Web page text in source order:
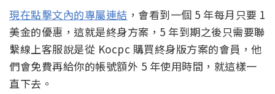
現在點擊文內的專屬連結 ，會看到一個 5 年每月只要 1
美金的優惠，這就是終身方案，5 年到期之後只需要聯
繫線上客服說是從 Kocpc 購買終身版方案的會員，他
們會免費再給你的帳號額外 5 年使用時間，就這樣一
直下去。